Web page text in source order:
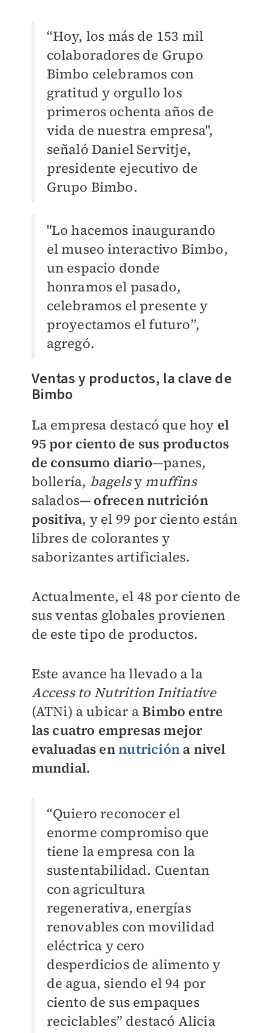
“Hoy, los más de 153 mil
colaboradores de Grupo
Bimbo celebramos con
gratitud y orgullo los
primeros ochenta años de
vida de nuestra empresa",
señaló Daniel Servitje,
presidente ejecutivo de
Grupo Bimbo.
"Lo hacemos inaugurando
el museo interactivo Bimbo,
un espacio donde
honramos el pasado,
celebramos el presente y
proyectamos el futuro”,
agregó.
Ventas y productos, la clave de
Bimbo
La empresa destacó que hoy el
95 por ciento de sus productos
de consumo diario—panes,
bollería, bagelsy muffins
salados— ofrecen nutrición
positiva, y el 99 por ciento están
libres de colorantes y
saborizantes artificiales.
Actualmente, el 48 por ciento de
sus ventas globales provienen
de este tipo de productos.
Este avance ha llevado a la
Access to Nutrition Initiative
(ATNi) a ubicar aBimbo entre
las cuatro empresas mejor
evaluadas ennutricióna nivel
mundial.
“Quiero reconocer el
enorme compromiso que
tiene la empresa con la
sustentabilidad. Cuentan
con agricultura
regenerativa, energías
renovables con movilidad
eléctrica y cero
desperdicios de alimento y
de agua, siendo el 94 por
ciento de sus empaques
reciclables” destacó Alicia